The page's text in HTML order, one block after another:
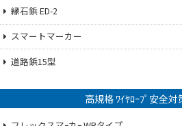
縁石鋲 ED-2
スマートマーカー
道路鋲15型
高規格 ﾜｲﾔﾛｰﾌﾟ安全